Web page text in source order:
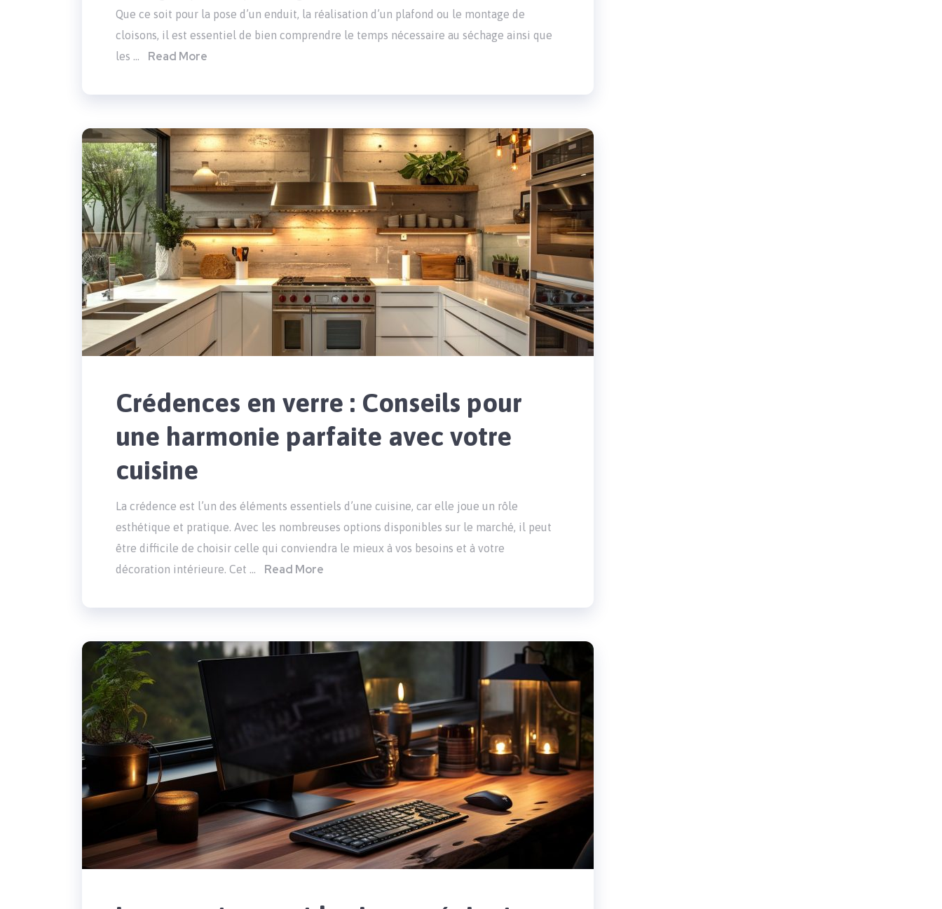
Que ce soit pour la pose d’un enduit, la réalisation d’un plafond ou le montage de
cloisons, il est essentiel de bien comprendre le temps nécessaire au séchage ainsi que
les …
Read More
Crédences en verre : Conseils pour
une harmonie parfaite avec votre
cuisine
La crédence est l’un des éléments essentiels d’une cuisine, car elle joue un rôle
esthétique et pratique. Avec les nombreuses options disponibles sur le marché, il peut
être difficile de choisir celle qui conviendra le mieux à vos besoins et à votre
décoration intérieure. Cet …
Read More